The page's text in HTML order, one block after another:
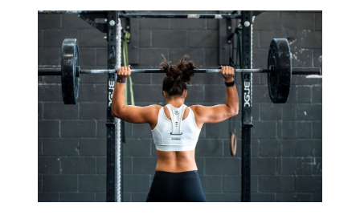
snabbhet och taktiskt sinne har han blivit...